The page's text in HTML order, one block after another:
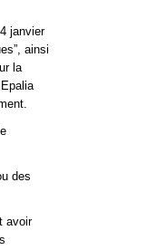
janvier
ainsi
la
des
avoir